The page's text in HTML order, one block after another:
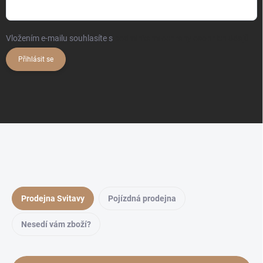
Vložením e-mailu souhlasíte s
Přihlásit se
Prodejna Svitavy Pojízdná prodejna
Nesedí vám zboží?